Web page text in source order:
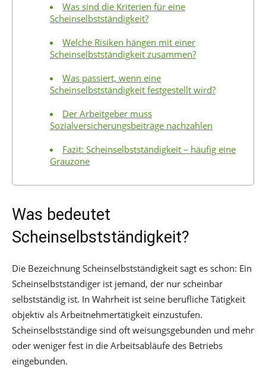
Was sind die Kriterien für eine
Scheinselbstständigkeit?
Welche Risiken hängen mit einer
Scheinselbstständigkeit zusammen?
Was passiert, wenn eine
Scheinselbstständigkeit festgestellt wird?
Der Arbeitgeber muss
Sozialversicherungsbeiträge nachzahlen
Fazit: Scheinselbstständigkeit – häufig eine
Grauzone
Was bedeutet
Scheinselbstständigkeit?
Die Bezeichnung Scheinselbstständigkeit sagt es schon: Ein
Scheinselbstständiger ist jemand, der nur scheinbar
selbstständig ist. In Wahrheit ist seine berufliche Tätigkeit
objektiv als Arbeitnehmertätigkeit einzustufen.
Scheinselbstständige sind oft weisungsgebunden und mehr
oder weniger fest in die Arbeitsabläufe des Betriebs
eingebunden.